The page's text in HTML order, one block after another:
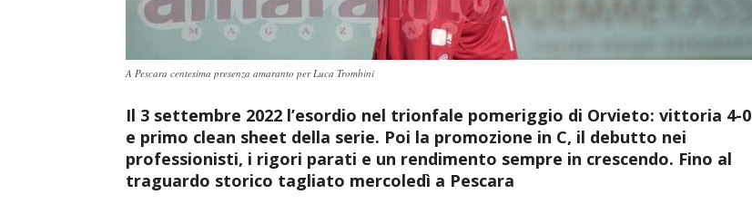
A Pescara centesima presenza amaranto per Luca Trombini
Il 3 settembre 2022 l’esordio nel trionfale pomeriggio di Orvieto: vittoria 4-0
e primo clean sheet della serie. Poi la promozione in C, il debutto nei
professionisti, i rigori parati e un rendimento sempre in crescendo. Fino al
traguardo storico tagliato mercoledì a Pescara